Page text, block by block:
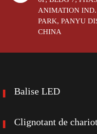
ANIMATION IND.
PARK, PANYU
CHINA
Balise LED
Clignotant de